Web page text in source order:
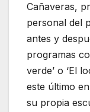
Cañaveras,
personal del
antes y
programas
verde’ o ‘El
este último
su propia